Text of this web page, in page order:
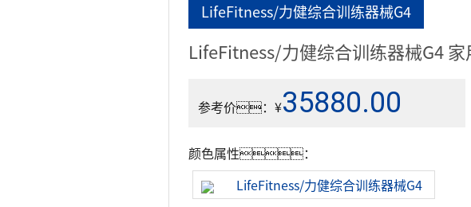
LifeFitness/力健综合训练器械G4
LifeFitness/力健综合训练器械G4
参考价：¥35880.00
颜色属性：
LifeFitness/力健综合训练器械G4